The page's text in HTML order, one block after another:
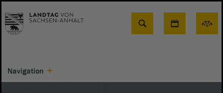
Suche
Navigation